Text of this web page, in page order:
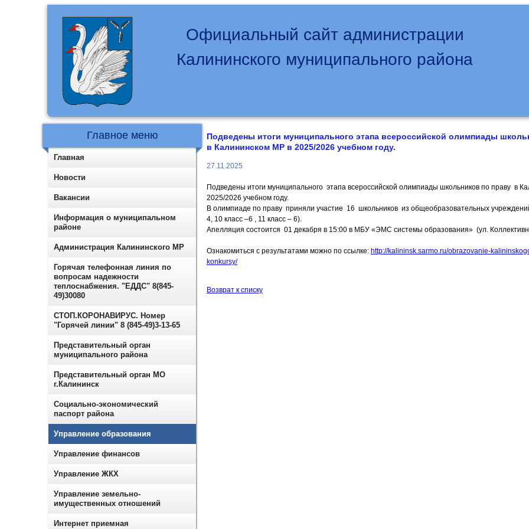
Официальный сайт администрации
Калининского муниципального района
Подведены итоги муниципального этапа всероссийской олимпиады
в Калининском МР в 2025/2026 учебном году.
27.11.2025
Подведены итоги муниципального этапа всероссийской олимпиады школьников по праву в
2025/2026 учебном году.
В олимпиаде по праву приняли участие 16 школьников из общеобразовательных
4, 10 класс –6 , 11 класс – 6).
Апелляция состоится 01 декабря в 15:00 в МБУ «ЭМС системы образования» (ул.
Ознакомиться с результатами можно по ссылке: http://kalininsk.sarmo.ru/obrazovanie-
konkursy/
Возврат к списку
Главное меню
Главная
Новости
Вакансии
Информация о муниципальном
районе
Администрация Калининского МР
Горячая телефонная линия по
вопросам надежности
теплоснабжения. "ЕДДС" 8(845-
49)30080
СТОП.КОРОНАВИРУС. Номер
"Горячей линии" 8 (845-49)3-13-65
Представительный орган
муниципального района
Представительный орган МО
г.Калининск
Социально-экономический
паспорт района
Управление образования
Управление финансов
Управление ЖКХ
Управление земельно-
имущественных отношений
Интернет приемная